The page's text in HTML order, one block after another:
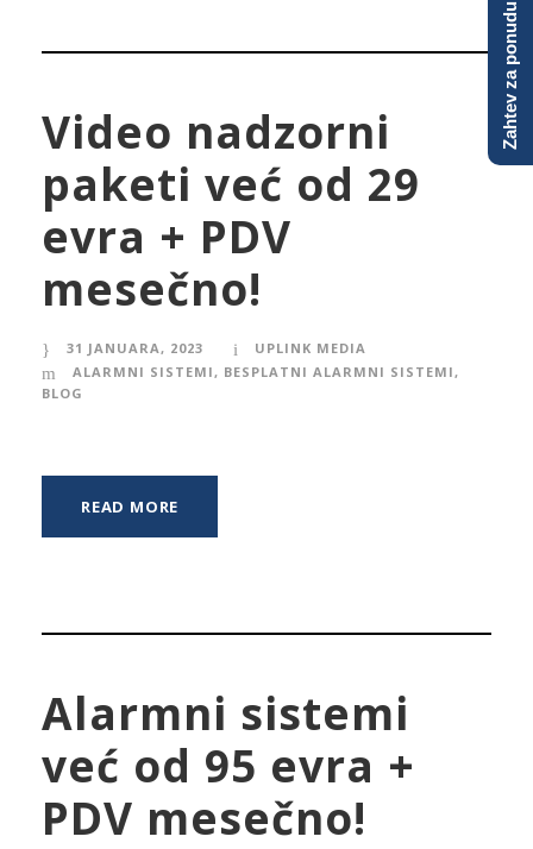
Video nadzorni
paketi već od 29
evra + PDV
mesečno!
31 JANUARA, 2023
UPLINK MEDIA
ALARMNI SISTEMI , BESPLATNI ALARMNI SISTEMI ,
BLOG
READ MORE
Alarmni sistemi
već od 95 evra +
PDV mesečno!
Zahtev za ponudu